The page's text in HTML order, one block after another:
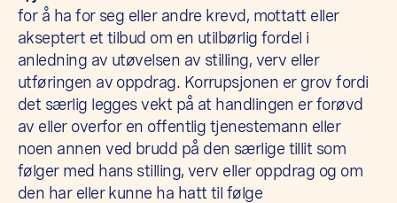
for å ha for seg eller andre krevd, mottatt eller
akseptert et tilbud om en utilbørlig fordel i
anledning av utøvelsen av stilling, verv eller
utføringen av oppdrag. Korrupsjonen er grov fordi
det særlig legges vekt på at handlingen er forøvd
av eller overfor en offentlig tjenestemann eller
noen annen ved brudd på den særlige tillit som
følger med hans stilling, verv eller oppdrag og om
den har eller kunne ha hatt til følge